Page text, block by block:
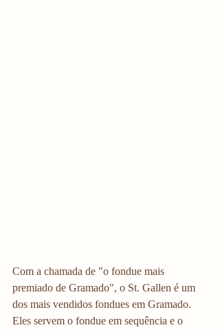
Com a chamada de "o fondue mais
premiado de Gramado", o St. Gallen é um
dos mais vendidos fondues em Gramado.
Eles servem o fondue em sequência e o